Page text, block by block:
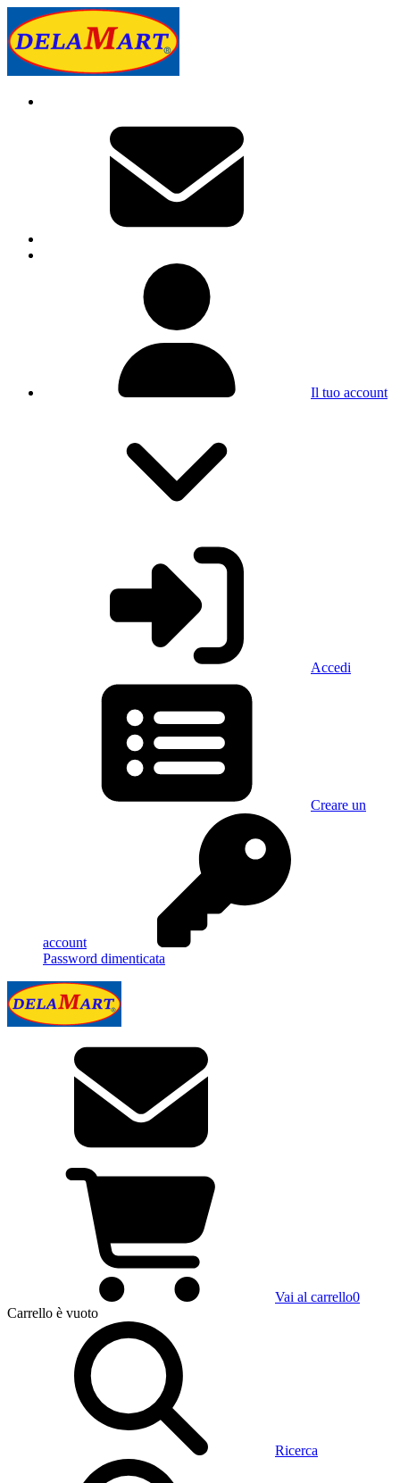
Il tuo account
Accedi
Creare un
account
Password dimenticata
Vai al carrello0
Carrello è vuoto
Ricerca